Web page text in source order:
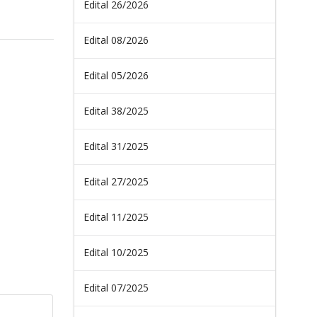
Edital 26/2026
Edital 08/2026
Edital 05/2026
Edital 38/2025
Edital 31/2025
Edital 27/2025
Edital 11/2025
Edital 10/2025
Edital 07/2025